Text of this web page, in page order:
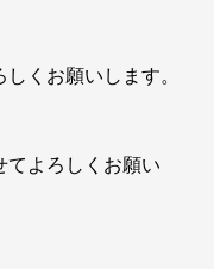
くお願いします。
よろしくお願い